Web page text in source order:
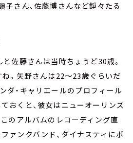
子さん、佐藤博さんなど錚々たる
と佐藤さんは当時ちょうど30歳。
。矢野さんは22～23歳ぐらいだ
ダ・キャリエールのプロフィール
おくと、彼女はニューオーリンズ
のアルバムのレコーディング直
ァンクバンド、ダイナスティにボ